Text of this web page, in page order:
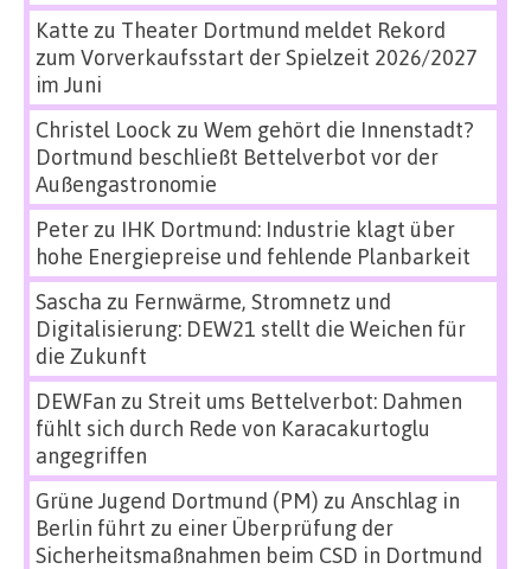
Katte zu Theater Dortmund meldet Rekord
zum Vorverkaufsstart der Spielzeit 2026/2027
im Juni
Christel Loock zu Wem gehört die Innenstadt?
Dortmund beschließt Bettelverbot vor der
Außengastronomie
Peterzu IHK Dortmund: Industrie klagt über
hohe Energiepreise und fehlende Planbarkeit
Sascha zu Fernwärme, Stromnetz und
Digitalisierung: DEW21 stellt die Weichen für
die Zukunft
DEWFan zu Streit ums Bettelverbot: Dahmen
fühlt sich durch Rede von Karacakurtoglu
angegriffen
Grüne Jugend Dortmund (PM) zu Anschlag in
Berlin führt zu einer Überprüfung der
Sicherheitsmaßnahmen beim CSD in Dortmund